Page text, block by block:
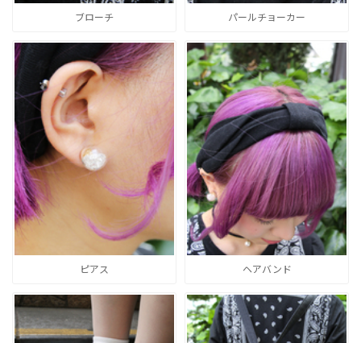
ブローチ パールチョーカー
ピアス ヘアバンド